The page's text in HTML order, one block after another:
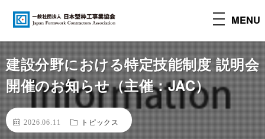
t
g
l
MENU
建設分野における特定技能制度 説明会
開催のお知らせ（主催：JAC）
2026.06.11 トピックス